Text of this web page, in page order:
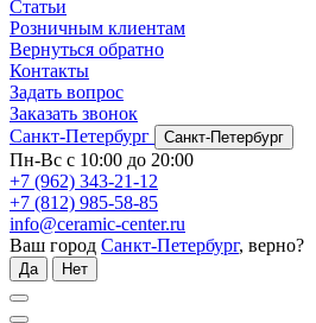
Статьи
Розничным клиентам
Вернуться обратно
Контакты
Задать вопрос
Заказать звонок
Санкт-Петербург
Санкт-Петербург
Пн-Вс с 10:00 до 20:00
+7 (962) 343-21-12
+7 (812) 985-58-85
info@ceramic-center.ru
Ваш город Санкт-Петербург, верно?
Да Нет